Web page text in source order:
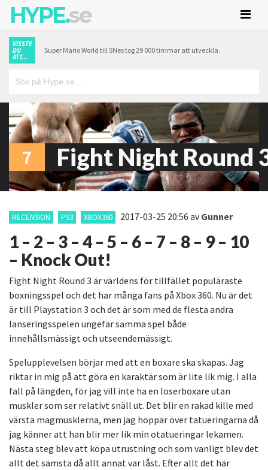
HYPE.se
VISSTE
DU
ATT...
Super Mario World till SNes tog 29 000 timmar att utveckla.
7 Fight Night Round
RECENSION PS3 XBOX360 2017-03-25 20:56 avGunner
1 – 2 – 3 – 4 – 5 – 6 – 7 – 8 – 9 – 10
– Knock Out!
Fight Night Round 3 är världens för tillfället populäraste
boxningsspel och det har många fans på Xbox 360. Nu är det
är till Playstation 3 och det är som med de flesta andra
lanseringsspelen ungefär samma spel både
innehållsmässigt och utseendemässigt.
Spelupplevelsen börjar med att en boxare ska skapas. Jag
riktar in mig på att göra en karaktär som är lite lik mig. I alla
fall på längden, för jag vill inte ha en loserboxare utan
muskler som ser relativt snäll ut. Det blir en rakad kille med
värsta magmusklerna, men jag hoppar över tatueringarna då
jag känner att han blir mer lik min otatueringar lekamen.
Nästa steg blev att köpa utrustning och som vanligt blev det
allt det sämsta då allt annat var låst. Efter allt det här